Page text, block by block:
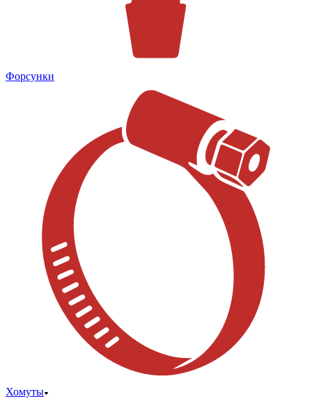
Форсунки
Хомуты